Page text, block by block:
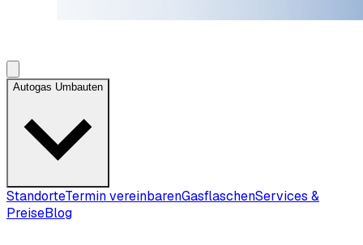
Autogas Umbauten
StandorteTermin vereinbarenGasflaschenServices &
PreiseBlog